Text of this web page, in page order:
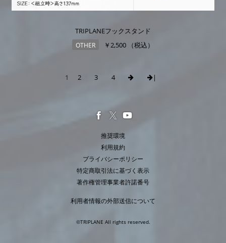
TRIPLANEフックスタンド
OTHER ￥2,500 （税込）
1 2 3 4 |
推奨環境
利用規約
プライバシーポリシー
特定商取引法に基づく表示
著作権管理事業者許諾番号
利用者情報の外部送信について
©TRIPLANE All rights reserved.